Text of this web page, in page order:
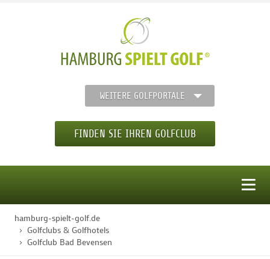
WEITERE GOLFPORTALE
FINDEN SIE IHREN GOLFCLUB
STARTSEITE
hamburg-spielt-golf.de
Golfclubs & Golfhotels
Golfclub Bad Bevensen